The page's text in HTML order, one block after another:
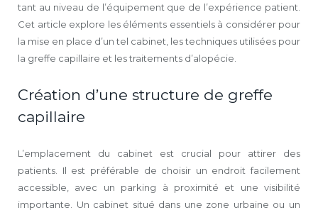
tant au niveau de l’équipement que de l’expérience patient.
Cet article explore les éléments essentiels à considérer pour
la mise en place d’un tel cabinet, les techniques utilisées pour
la greffe capillaire et les traitements d’alopécie.
Création d’une structure de greffe
capillaire
L’emplacement du cabinet est crucial pour attirer des
patients. Il est préférable de choisir un endroit facilement
accessible, avec un parking à proximité et une visibilité
importante. Un cabinet situé dans une zone urbaine ou un